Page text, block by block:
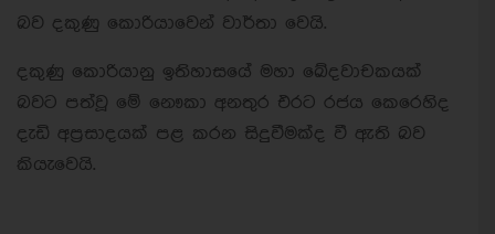
බව දකුණු කොරියාවෙන් වාර්තා වෙයි.
දකුණු කොරියානු ඉතිහාසයේ මහා ඛේදවාචකයක්
බවට පත්වූ මේ නෞකා අනතුර එරට රජය කෙරෙහිද
දැඩි අප්‍රසාදයක් පළ කරන සිදුවීමක්ද වී ඇති බව
කියැවෙයි.